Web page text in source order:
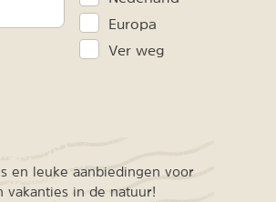
Europa
Ver weg
en leuke aanbiedingen voor
vakanties in de natuur!